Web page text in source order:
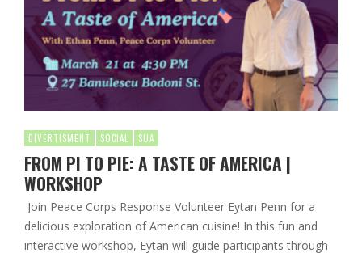
DIVERTISMENT SOCIAL SUA
FROM PI TO PIE: A TASTE OF AMERICA |
WORKSHOP
Join Peace Corps Response Volunteer Eytan Penn for a
delicious exploration of American cuisine! In this fun and
interactive workshop, Eytan will guide participants through